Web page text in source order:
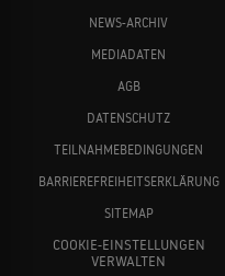
NEWS-ARCHIV
MEDIADATEN
AGB
DATENSCHUTZ
TEILNAHMEBEDINGUNGEN
BARRIEREFREIHEITSERKLÄRUNG
SITEMAP
COOKIE-EINSTELLUNGEN
VERWALTEN